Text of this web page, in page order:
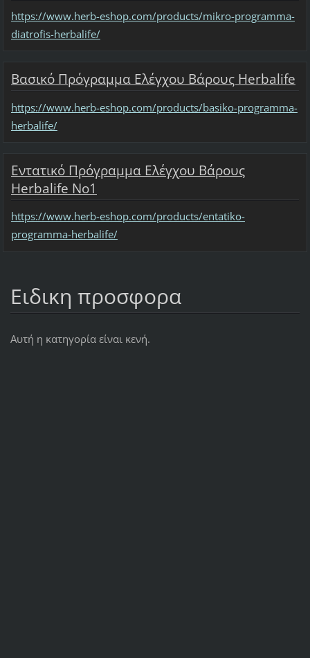
https://www.herb-eshop.com/products/mikro-programma-
diatrofis-herbalife/
Βασικό Πρόγραμμα Ελέγχου Βάρους Herbalife
https://www.herb-eshop.com/products/basiko-programma-
herbalife/
Εντατικό Πρόγραμμα Ελέγχου Βάρους
Herbalife No1
https://www.herb-eshop.com/products/entatiko-
programma-herbalife/
Ειδικη προσφορα
Αυτή η κατηγορία είναι κενή.